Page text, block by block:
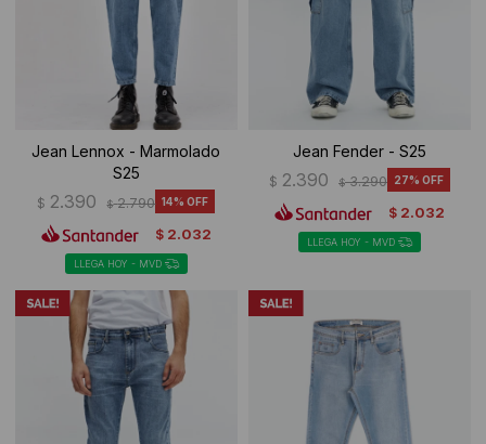
Jean Lennox - Marmolado
S25
$ 2.390 $ 2.790 14
$ 2.032
LLEGA HOY - MVD
Jean Fender - S25
$ 2.390 $ 3.290 27
$ 2.032
LLEGA HOY - MVD